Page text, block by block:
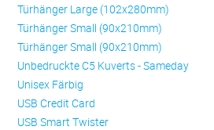
Türhänger Large (102x280mm)
Türhänger Small (90x210mm)
Türhänger Small (90x210mm)
Unbedruckte C5 Kuverts - Sameday
Unisex Färbig
USB Credit Card
USB Smart Twister